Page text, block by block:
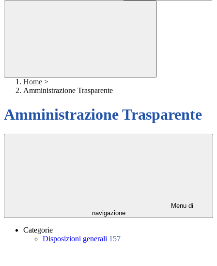
Home >
Amministrazione Trasparente
Amministrazione Trasparente
Menu di
navigazione
Categorie
Disposizioni generali 157